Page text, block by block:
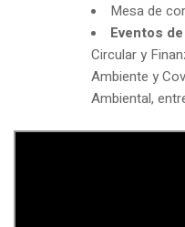
Mesa de
Eventos
Circular y
Ambiente y
Ambiental,